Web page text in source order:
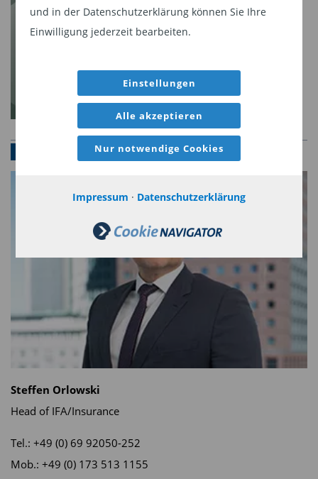
und in der Datenschutzerklärung können Sie Ihre
Einwilligung jederzeit bearbeiten.
Einstellungen
Alle akzeptieren
Nur notwendige Cookies
Impressum · Datenschutzerklärung
Steffen Orlowski
Head of IFA/Insurance
Tel.: +49 (0) 69 92050-252
Mob.: +49 (0) 173 513 1155